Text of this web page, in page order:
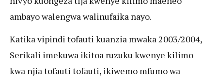
ambayo walengwa walinufaika nayo.
Katika vipindi tofauti kuanzia mwaka 2003/2004,
Serikali imekuwa ikitoa ruzuku kwenye kilimo
kwa njia tofauti tofauti, ikiwemo mfumo wa